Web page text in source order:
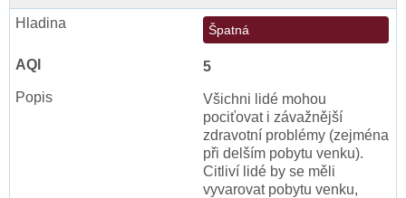
Špatná
5
Všichni lidé mohou
pociťovat i závažnější
zdravotní problémy (zejména
při delším pobytu venku).
Citliví lidé by se měli
vyvarovat pobytu venku,